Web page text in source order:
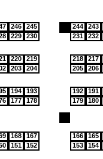
246
245
229 230
244 243
231
232
220
219
203 204
218 217
205
206
194
193
177 178
192 191
179
180
168
167
151 152
166 165
153
154